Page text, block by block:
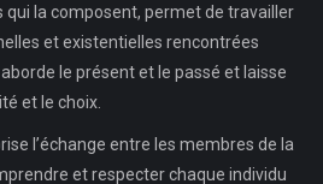
qui la composent, permet de travailler
et existentielles rencontrées
le présent et le passé et laisse
et le choix.
l’échange entre les membres de la
et respecter chaque individu